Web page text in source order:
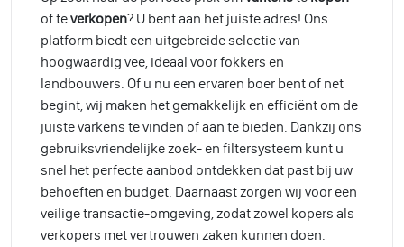
of teverkopen? U bent aan het juiste adres! Ons
platform biedt een uitgebreide selectie van
hoogwaardig vee, ideaal voor fokkers en
landbouwers. Of u nu een ervaren boer bent of net
begint, wij maken het gemakkelijk en efficiënt om de
juiste varkens te vinden of aan te bieden. Dankzij ons
gebruiksvriendelijke zoek- en filtersysteem kunt u
snel het perfecte aanbod ontdekken dat past bij uw
behoeften en budget. Daarnaast zorgen wij voor een
veilige transactie-omgeving, zodat zowel kopers als
verkopers met vertrouwen zaken kunnen doen.